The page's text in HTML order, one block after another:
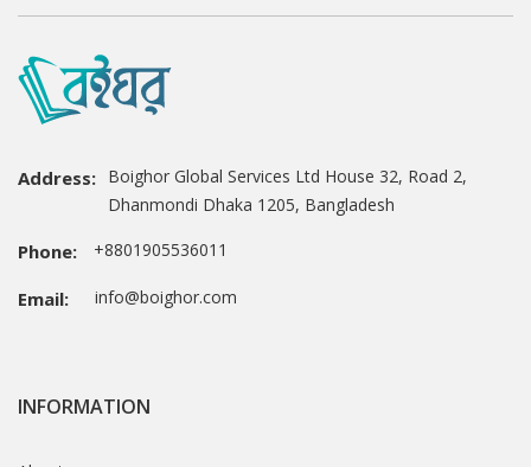
Address: Boighor Global Services Ltd House 32, Road 2,
Dhanmondi Dhaka 1205, Bangladesh
Phone: +8801905536011
Email: info@boighor.com
INFORMATION